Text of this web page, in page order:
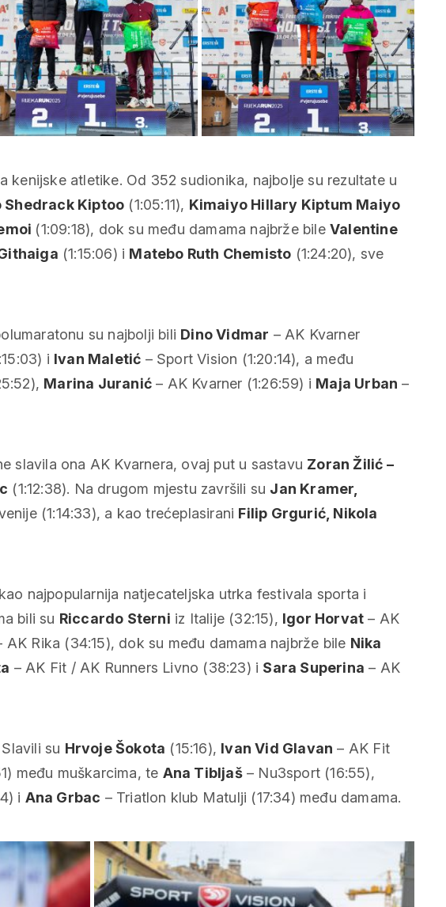
kenijske atletike. Od 352 sudionika, najbolje su rezultate u
Shedrack Kiptoo (1:05:11), Kimaiyo Hillary Kiptum Maiyo
(1:09:18), dok su među damama najbrže bileValentine
(1:15:06) i Matebo Ruth Chemisto (1:24:20), sve
su najbolji bili Dino Vidmar – AK Kvarner
i Ivan Maletić – Sport Vision (1:20:14), a među
Marina Juranić – AK Kvarner (1:26:59) i Maja Urban –
slavila ona AK Kvarnera, ovaj put u sastavu Zoran Žilić –
(1:12:38). Na drugom mjestu završili su Jan Kramer,
(1:14:33), a kao trećeplasirani Filip Grgurić, Nikola
najpopularnija natjecateljska utrka festivala sporta i
bili su Riccardo Sterni iz Italije (32:15), Igor Horvat – AK
AK Rika (34:15), dok su među damama najbrže bile Nika
– AK Fit / AK Runners Livno (38:23) i Sara Superina – AK
su Hrvoje Šokota (15:16), Ivan Vid Glavan – AK Fit
među muškarcima, te Ana Tibljaš– Nu3sport (16:55),
i Ana Grbac – Triatlon klub Matulji (17:34) među damama.